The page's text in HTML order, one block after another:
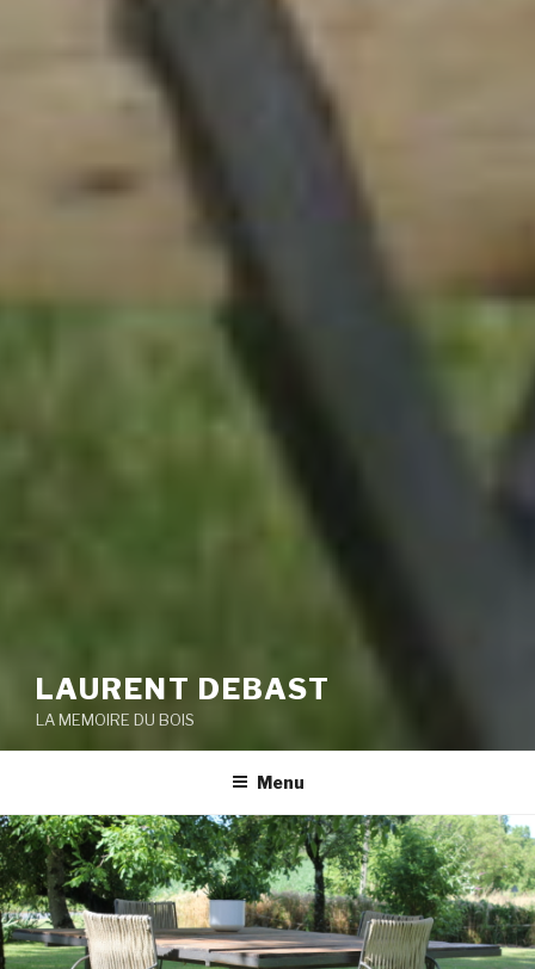
LAURENT DEBAST
LA MEMOIRE DU BOIS
Menu